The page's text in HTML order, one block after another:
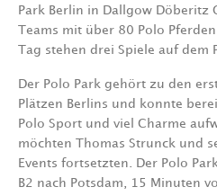
Park Berlin in Dallgow Döberitz
Teams mit über 80 Polo
Tag stehen drei Spiele auf dem
Der Polo Park gehört zu den
Plätzen Berlins und konnte
Polo Sport und viel Charme
möchten Thomas Strunck und
Events fortsetzten. Der Polo
B2 nach Potsdam, 15 Minuten